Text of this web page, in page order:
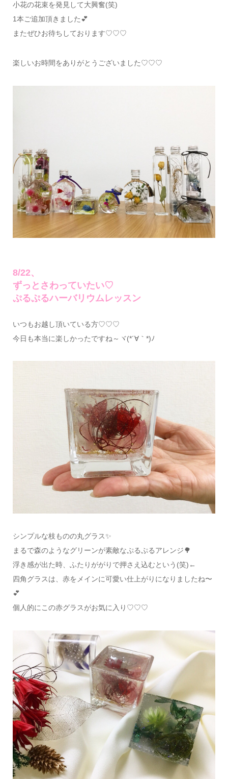
小花の花束を発見して大興奮(笑)
1本ご追加頂きました💕
またぜひお待ちしております♡♡♡
楽しいお時間をありがとうございました♡♡♡
8/22、
ずっとさわっていたい♡
ぷるぷるハーバリウムレッスン
いつもお越し頂いている方♡♡♡
今日も本当に楽しかったですね～ヾ(*´∀｀*)ﾉ
シンプルな枝ものの丸グラス✨
まるで森のようなグリーンが素敵なぷるぷるアレンジ🌳
浮き感が出た時、ふたりががりで押さえ込むという(笑)←
四角グラスは、赤をメインに可愛い仕上がりになりましたね〜
💕
個人的にこの赤グラスがお気に入り♡♡♡